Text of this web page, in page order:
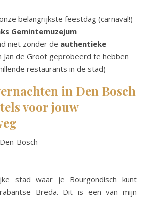
belangrijkste feestdag (carnaval!)
Gemintemuzejum
niet zonder de authentieke
Jan de Groot geprobeerd te hebben
restaurants in de stad)
in Den Bosch
voor jouw
stad waar je Bourgondisch kunt
Breda. Dit is een van mijn